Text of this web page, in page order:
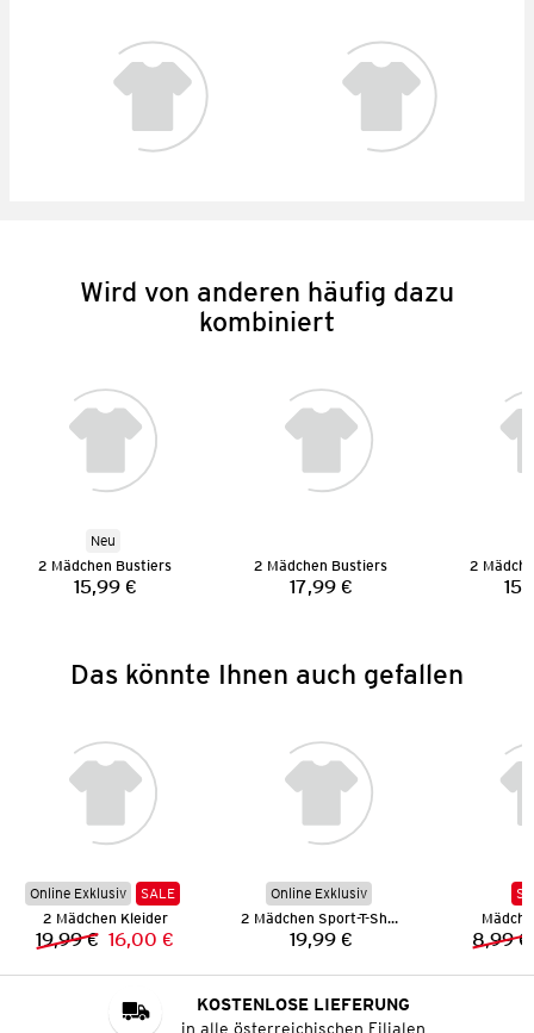
Wird von anderen häufig dazu
kombiniert
Neu
2 Mädchen Bustiers
Preis:
15,99 €
2 Mädchen Bustiers
Preis:
17,99 €
2
Das könnte Ihnen auch gefallen
Online Exklusiv
SALE
2 Mädchen Kleider
Vorheriger Preis:
19,99 € Neuer Preis:
16,00 €
Online Exklusiv
2 Mädchen Sport-T-Shirts
Preis:
19,99 € 8,99 €
KOSTENLOSE LIEFERUNG
in alle österreichischen Filialen